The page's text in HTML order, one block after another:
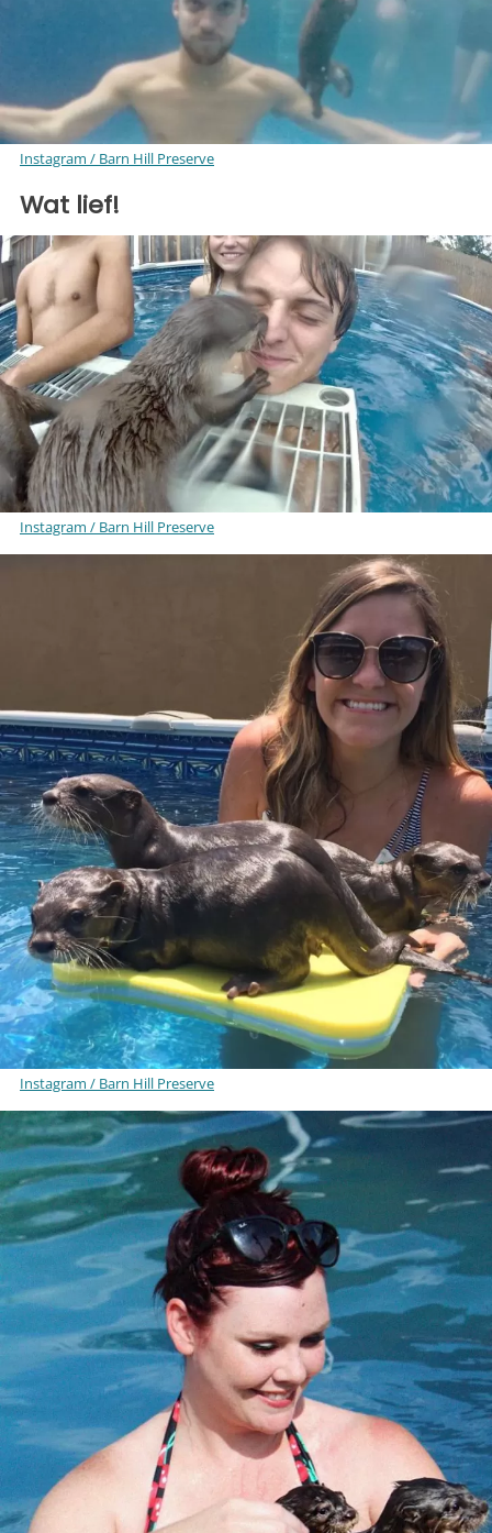
Instagram / Barn Hill Preserve
Wat lief!
Instagram / Barn Hill Preserve
Instagram / Barn Hill Preserve